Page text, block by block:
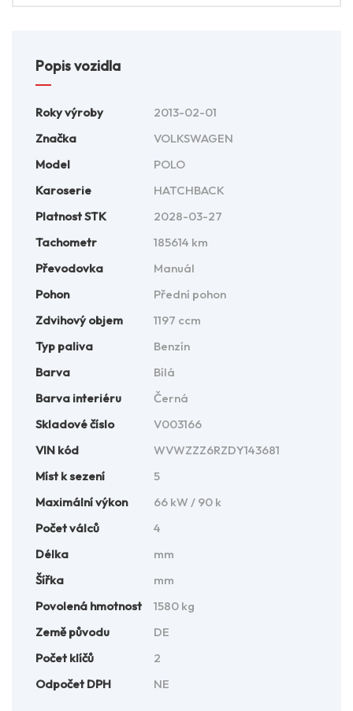
Popis vozidla
Roky výroby
2013-02-01
Značka
VOLKSWAGEN
Model
POLO
Karoserie
HATCHBACK
Platnost STK
2028-03-27
Tachometr
185614 km
Převodovka
Manuál
Pohon
Přední pohon
Zdvihový objem
1197 ccm
Typ paliva
Benzín
Barva
Bílá
Barva interiéru
Černá
Skladové číslo
V003166
VIN kód
WVWZZZ6RZDY143681
Míst k sezení
5
Maximální výkon
66 kW / 90 k
Počet válců
4
Délka
mm
Šířka
mm
Povolená hmotnost
1580 kg
Země původu
DE
Počet klíčů
2
Odpočet DPH
NE